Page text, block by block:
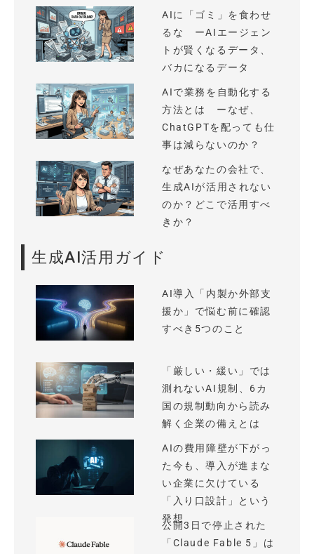
AIに「ゴミ」を食わせ
るな ーAIエージェン
トが賢くなるデータ、
バカになるデータ
AIで業務を自動化する
方法とは ーなぜ、
ChatGPTを配っても仕
事は減らないのか？
なぜあなたの会社で、
生成AIが活用されない
のか？どこで活用すべ
きか？
生成AI活用ガイド
AI導入「内製か外部支
援か」で悩む前に確認
すべき5つのこと
「厳しい・緩い」では
測れないAI規制、6カ
国の規制動向から読み
解く企業の備えとは
AIの費用障壁が下がっ
た今も、導入が進まな
い企業に欠けている
「入り口設計」という
発想
公開3日で停止された
「Claude Fable 5」は